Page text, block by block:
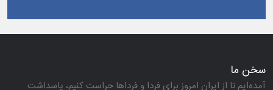
سخن ما
آمده‌ایم تا از ایران امروز برای فردا و فرداها حراست كنیم، پاسداشت